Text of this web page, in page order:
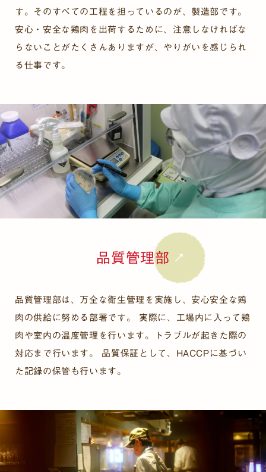
す。そのすべての工程を担っているのが、製造部です。
安心・安全な鶏肉を出荷するために、注意しなければな
らないことがたくさんありますが、やりがいを感じられ
る仕事です。
品質管理部
品質管理部は、万全な衛生管理を実施し、安心安全な鶏
肉の供給に努める部署です。 実際に、工場内に入って鶏
肉や室内の温度管理を行います。トラブルが起きた際の
対応まで行います。 品質保証として、HACCPに基づい
た記録の保管も行います。